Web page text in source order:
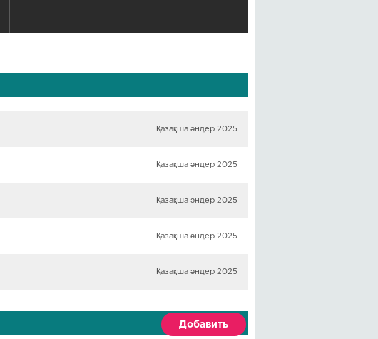
Қазақша әндер 2025
Қазақша әндер 2025
Қазақша әндер 2025
Қазақша әндер 2025
Қазақша әндер 2025
Добавить